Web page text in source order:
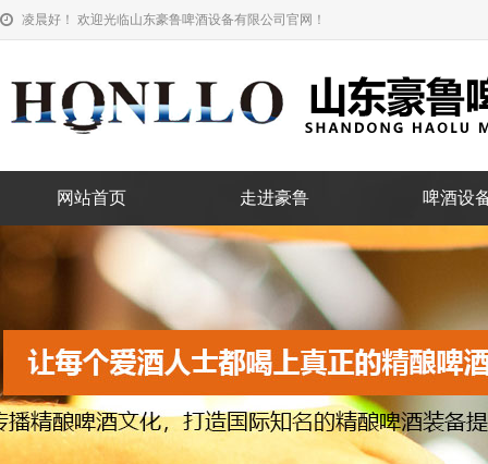
凌晨好！ 欢迎光临山东豪鲁啤酒设备有限公司官网！
网站首页 走进豪鲁 啤酒设